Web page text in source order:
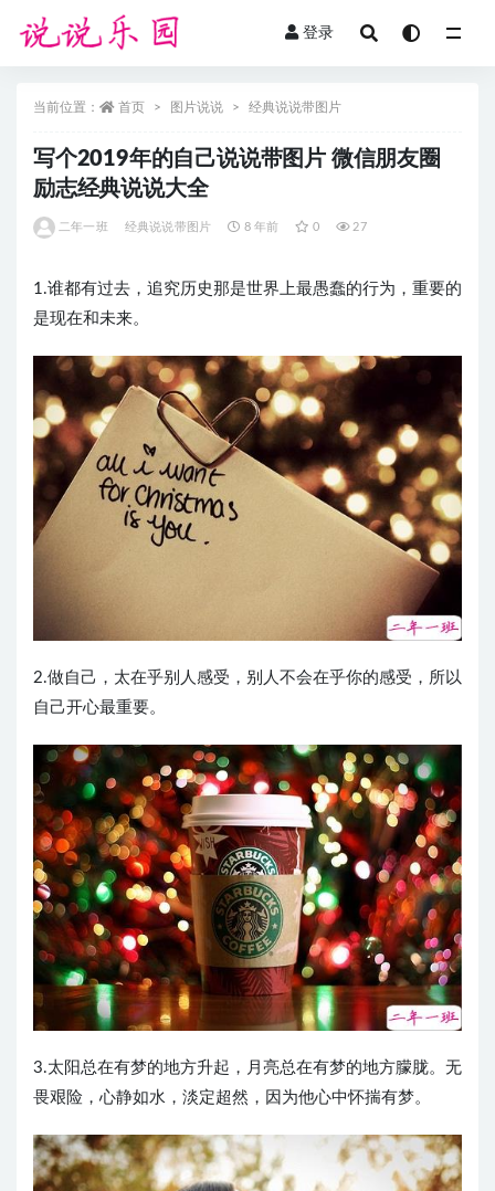
登录
当前位置： 首页 图片说说 经典说说带图片
写个2019年的自己说说带图片 微信朋友圈
励志经典说说大全
二年一班 经典说说带图片 8 年前 0 27
1.谁都有过去，追究历史那是世界上最愚蠢的行为，重要的
是现在和未来。
2.做自己，太在乎别人感受，别人不会在乎你的感受，所以
自己开心最重要。
3.太阳总在有梦的地方升起，月亮总在有梦的地方朦胧。无
畏艰险，心静如水，淡定超然，因为他心中怀揣有梦。